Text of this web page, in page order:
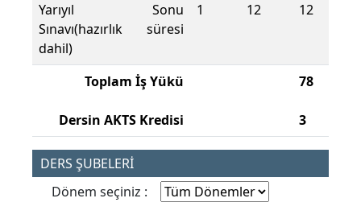
Yarıyıl Sonu
Sınavı(hazırlık süresi
dahil)
1 12 12
Toplam İş Yükü
Dersin AKTS Kredisi
78
3
DERS ŞUBELERİ
Dönem seçiniz :